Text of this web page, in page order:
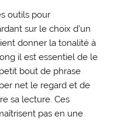
outils pour
sur le choix d’un
donner la tonalité à
il est essentiel de le
bout de phrase
net le regard et de
sa lecture. Ces
pas en une